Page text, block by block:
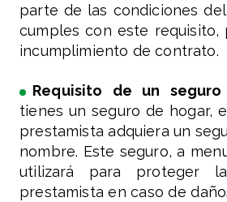
parte de las condiciones
cumples con este requisito,
incumplimiento de contrato.
Requisito de un
tienes un seguro de hogar,
prestamista adquiera un
nombre. Este seguro, a
utilizará para proteger
prestamista en caso de